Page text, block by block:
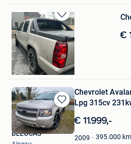
Bewaren
in
Mijn
Favorieten
€
Steve Stappers
Genk
Bewaren
in
Mijn
Favorieten
Chevrolet
Lpg 315cv
€ 11.999,-
2009 395.000 km
BELOCAS